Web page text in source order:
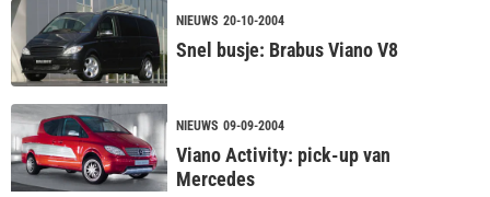
NIEUWS 20-10-2004
Snel busje: Brabus Viano V8
NIEUWS 09-09-2004
Viano Activity: pick-up van
Mercedes